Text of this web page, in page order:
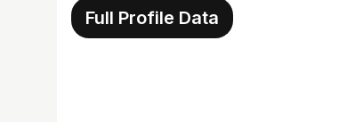
Full Profile Data